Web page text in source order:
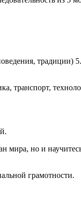
традиции)
транспорт,
мира, но и
грамотности.